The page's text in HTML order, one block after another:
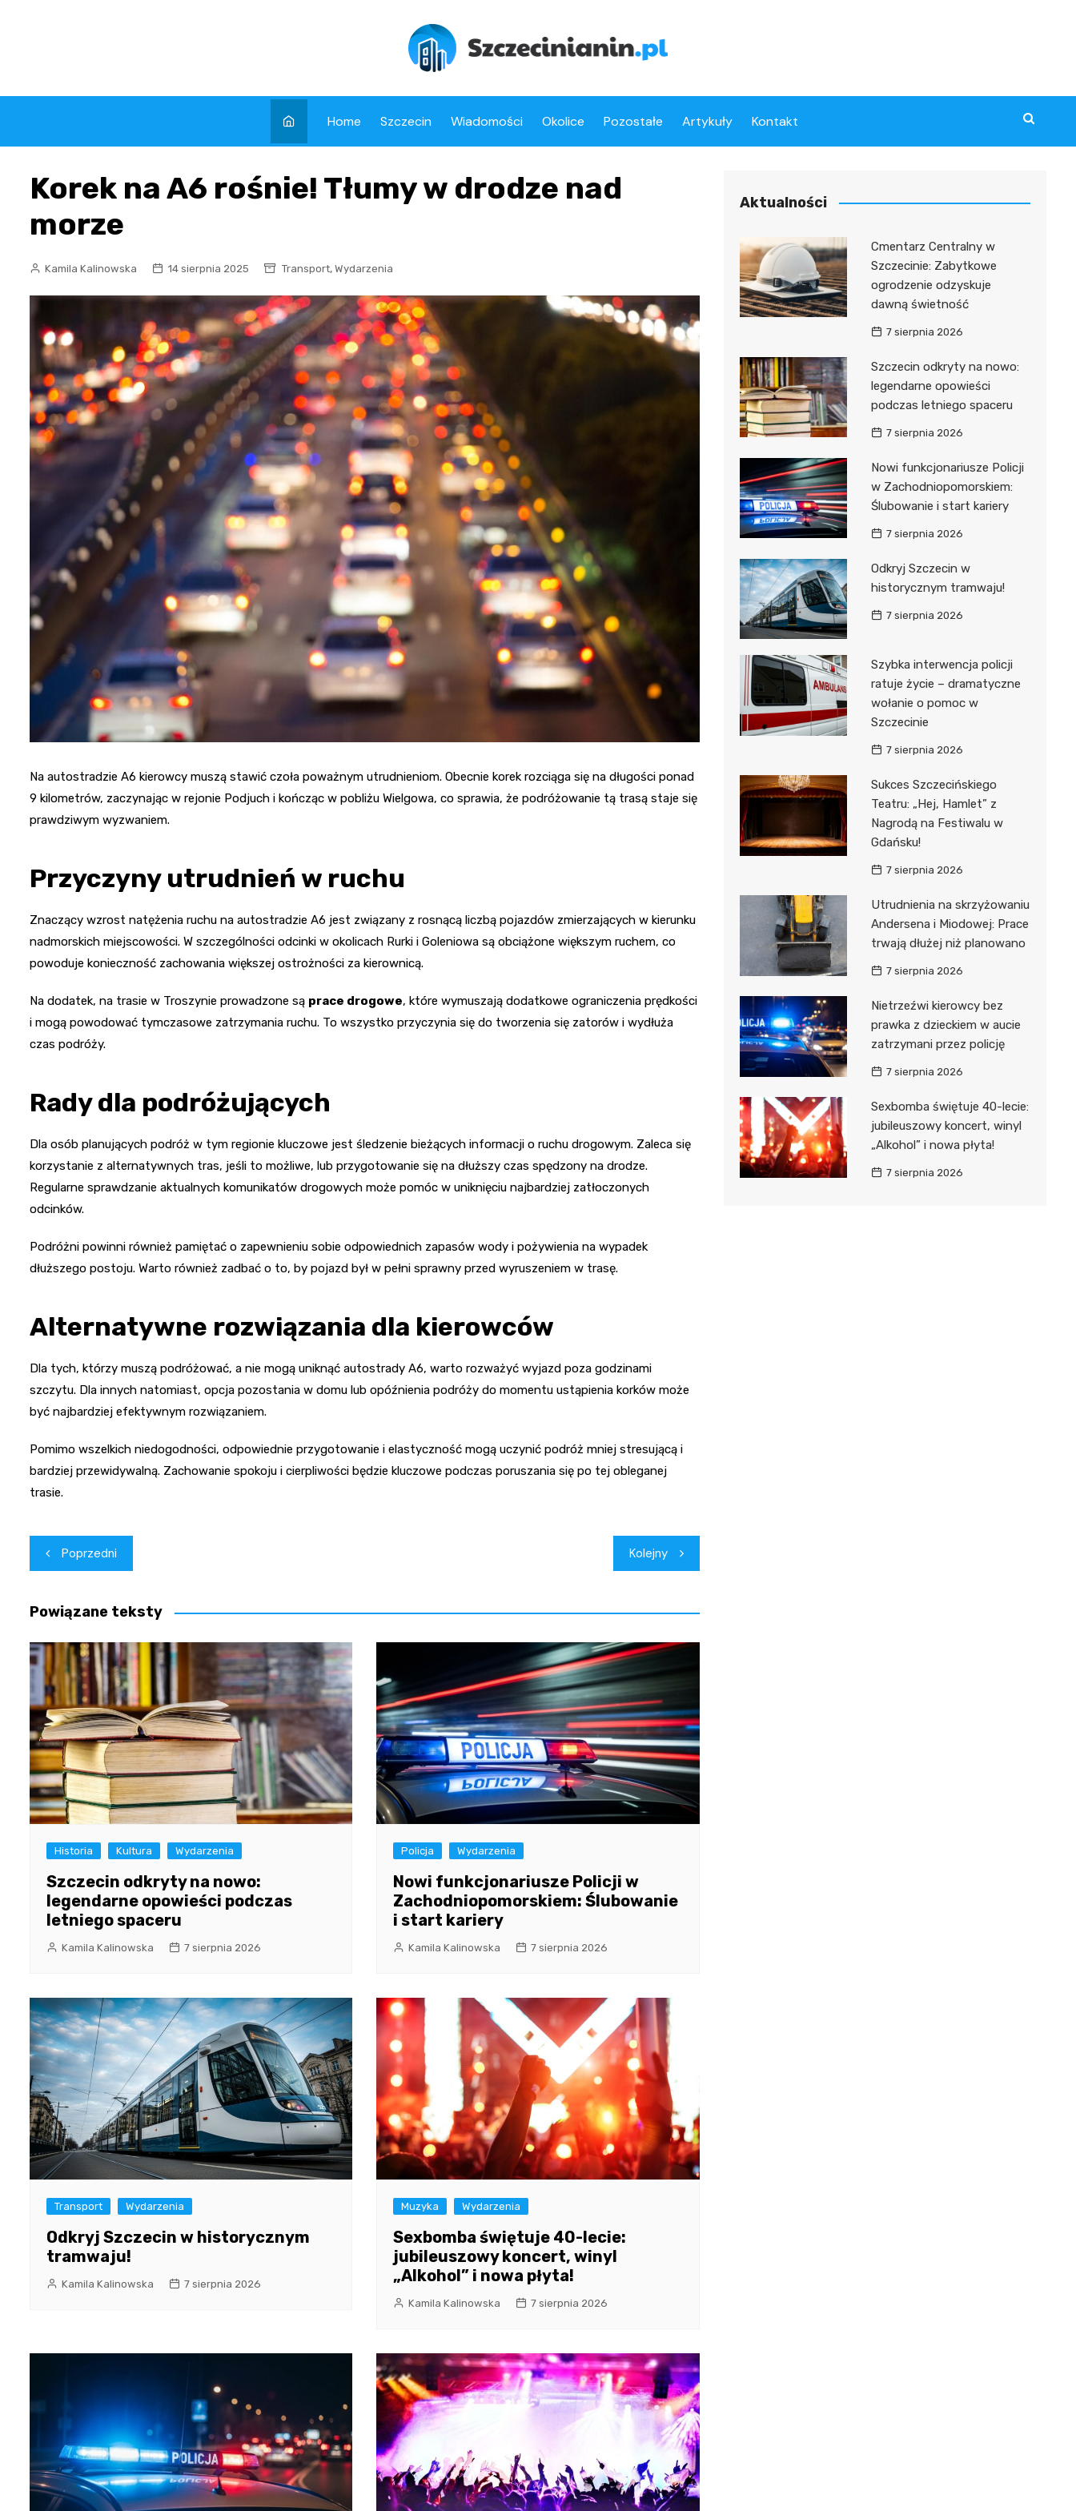
Home Szczecin Wiadomości Okolice Pozostałe Artykuły Kontakt
Korek na A6 rośnie! Tłumy w drodze nad
morze
Kamila Kalinowska 14 sierpnia 2025 Transport, Wydarzenia
Na autostradzie A6 kierowcy muszą stawić czoła poważnym utrudnieniom. Obecnie korek rozciąga się na długości ponad
9 kilometrów, zaczynając w rejonie Podjuch i kończąc w pobliżu Wielgowa, co sprawia, że podróżowanie tą trasą staje się
prawdziwym wyzwaniem.
Przyczyny utrudnień w ruchu
Znaczący wzrost natężenia ruchu na autostradzie A6 jest związany z rosnącą liczbą pojazdów zmierzających w kierunku
nadmorskich miejscowości. W szczególności odcinki w okolicach Rurki i Goleniowa są obciążone większym ruchem, co
powoduje konieczność zachowania większej ostrożności za kierownicą.
Na dodatek, na trasie w Troszynie prowadzone są prace drogowe, które wymuszają dodatkowe ograniczenia prędkości
i mogą powodować tymczasowe zatrzymania ruchu. To wszystko przyczynia się do tworzenia się zatorów i wydłuża
czas podróży.
Rady dla podróżujących
Dla osób planujących podróż w tym regionie kluczowe jest śledzenie bieżących informacji o ruchu drogowym. Zaleca się
korzystanie z alternatywnych tras, jeśli to możliwe, lub przygotowanie się na dłuższy czas spędzony na drodze.
Regularne sprawdzanie aktualnych komunikatów drogowych może pomóc w uniknięciu najbardziej zatłoczonych
odcinków.
Podróżni powinni również pamiętać o zapewnieniu sobie odpowiednich zapasów wody i pożywienia na wypadek
dłuższego postoju. Warto również zadbać o to, by pojazd był w pełni sprawny przed wyruszeniem w trasę.
Alternatywne rozwiązania dla kierowców
Dla tych, którzy muszą podróżować, a nie mogą uniknąć autostrady A6, warto rozważyć wyjazd poza godzinami
szczytu. Dla innych natomiast, opcja pozostania w domu lub opóźnienia podróży do momentu ustąpienia korków może
być najbardziej efektywnym rozwiązaniem.
Pomimo wszelkich niedogodności, odpowiednie przygotowanie i elastyczność mogą uczynić podróż mniej stresującą i
bardziej przewidywalną. Zachowanie spokoju i cierpliwości będzie kluczowe podczas poruszania się po tej obleganej
trasie.
Nawigacja
wpisu
Poprzedni Kolejny
Powiązane teksty
Historia Kultura Wydarzenia
Szczecin odkryty na nowo:
legendarne opowieści podczas
letniego spaceru
Kamila Kalinowska 7 sierpnia 2026
Policja Wydarzenia
Nowi funkcjonariusze Policji w
Zachodniopomorskiem: Ślubowanie
i start kariery
Kamila Kalinowska 7 sierpnia 2026
Transport Wydarzenia
Odkryj Szczecin w historycznym
tramwaju!
Kamila Kalinowska 7 sierpnia 2026
Muzyka Wydarzenia
Sexbomba świętuje 40-lecie:
jubileuszowy koncert, winyl
„Alkohol” i nowa płyta!
Kamila Kalinowska 7 sierpnia 2026
Aktualności
Cmentarz Centralny w
Szczecinie: Zabytkowe
ogrodzenie odzyskuje
dawną świetność
7 sierpnia 2026
Szczecin odkryty na nowo:
legendarne opowieści
podczas letniego spaceru
7 sierpnia 2026
Nowi funkcjonariusze Policji
w Zachodniopomorskiem:
Ślubowanie i start kariery
7 sierpnia 2026
Odkryj Szczecin w
historycznym tramwaju!
7 sierpnia 2026
Szybka interwencja policji
ratuje życie – dramatyczne
wołanie o pomoc w
Szczecinie
7 sierpnia 2026
Sukces Szczecińskiego
Teatru: „Hej, Hamlet” z
Nagrodą na Festiwalu w
Gdańsku!
7 sierpnia 2026
Utrudnienia na skrzyżowaniu
Andersena i Miodowej: Prace
trwają dłużej niż planowano
7 sierpnia 2026
Nietrzeźwi kierowcy bez
prawka z dzieckiem w aucie
zatrzymani przez policję
7 sierpnia 2026
Sexbomba świętuje 40-lecie:
jubileuszowy koncert, winyl
„Alkohol” i nowa płyta!
7 sierpnia 2026